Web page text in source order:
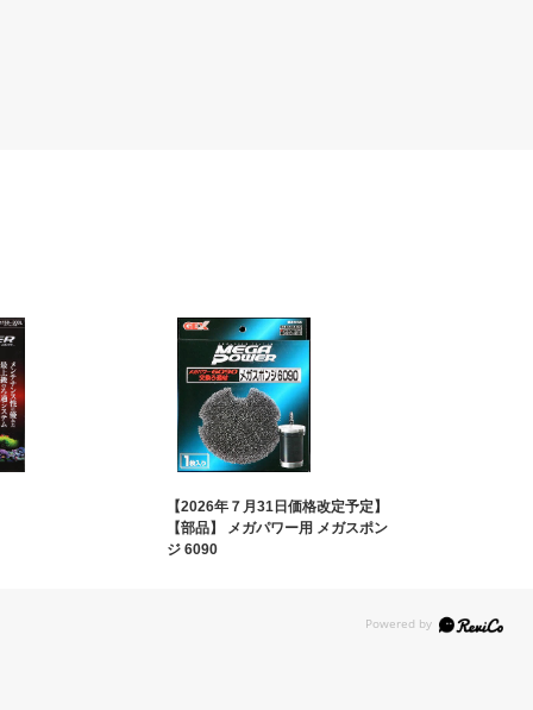
【2026年７月31日価格改定予定】
【部品】 メガパワー用 メガスポン
ジ 6090